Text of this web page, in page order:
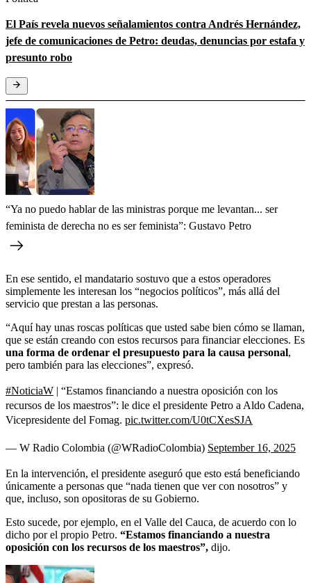
El País revela nuevos señalamientos contra Andrés Hernández,
jefe de comunicaciones de Petro: deudas, denuncias por estafa y
presunto robo
“Ya no puedo hablar de las ministras porque me levantan... ser
feminista de derecha no es ser feminista”: Gustavo Petro
En ese sentido, el mandatario sostuvo que a estos operadores
simplemente les interesan los “negocios políticos”, más allá del
servicio que prestan a las personas.
“Aquí hay unas roscas políticas que usted sabe bien cómo se llaman,
que se están creando con estos recursos para financiar elecciones. Es
una forma de ordenar el presupuesto para la causa personal,
pero también para las elecciones”, expresó.
#NoticiaW | “Estamos financiando a nuestra oposición con los
recursos de los maestros”: le dice el presidente Petro a Aldo Cadena,
Vicepresidente del Fomag. pic.twitter.com/U0tCXesSJA
— W Radio Colombia (@WRadioColombia) September 16, 2025
En la intervención, el presidente aseguró que esto está beneficiando
únicamente a personas que “nada tienen que ver con nosotros” y
que, incluso, son opositoras de su Gobierno.
Esto sucede, por ejemplo, en el Valle del Cauca, de acuerdo con lo
dicho por el propio Petro. “Estamos financiando a nuestra
oposición con los recursos de los maestros”, dijo.